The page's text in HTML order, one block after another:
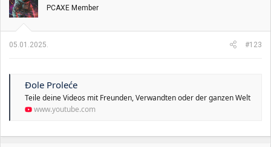
PCAXE Member
05.01.2025. #123
Đole Proleće
Teile deine Videos mit Freunden, Verwandten oder der ganzen Welt
www.youtube.com